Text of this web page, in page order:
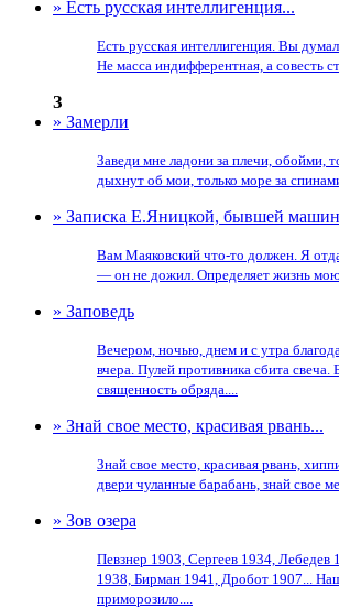
» Есть русская интеллигенция...
Есть русская интеллигенция. Вы
Не масса индифферентная, а совесть
З
» Замерли
Заведи мне ладони за плечи, обойми,
дыхнут об мои, только море за
» Записка Е.Яницкой, бывшей
Вам Маяковский что-то должен. Я
— он не дожил. Определяет жизнь
» Заповедь
Вечером, ночью, днем и с утра
вчера. Пулей противника сбита свеча.
священность обряда....
» Знай свое место, красивая рвань...
Знай свое место, красивая рвань,
двери чуланные барабань, знай свое
» Зов озера
Певзнер 1903, Сергеев 1934, Лебедев
1938, Бирман 1941, Дробот 1907...
приморозило....